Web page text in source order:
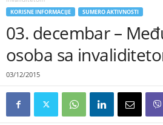
KORISNE INFORMACIJE SUMERO AKTIVNOSTI
03. decembar –
osoba sa
03/12/2015